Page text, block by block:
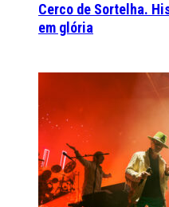
Cerco de Sortelha.
em glória